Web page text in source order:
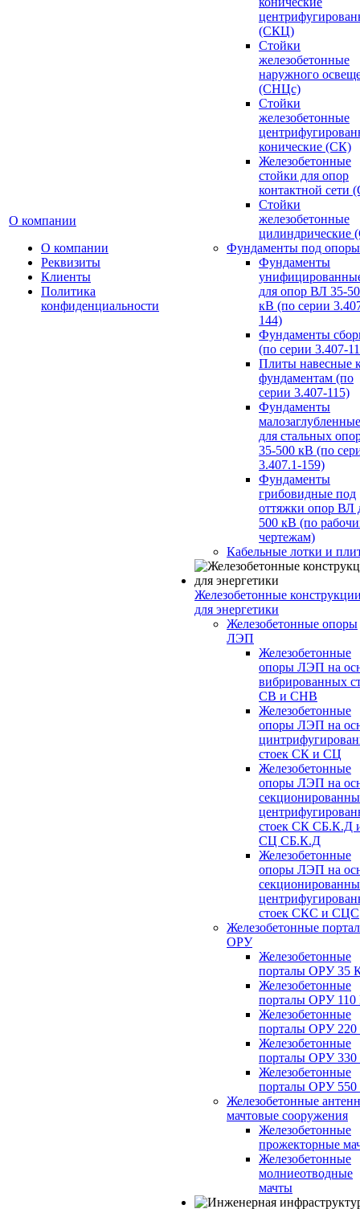
О компании
О компании
Реквизиты
Клиенты
Политика
конфиденциальности
(СКЦ)
Стойки
железобетонные
наружного
(СНЦс)
Стойки
железобетонные
конические (СК)
Железобетонные
стойки для опор
контактной сети
Стойки
железобетонные
цилиндрические
Фундаменты под опоры
Фундаменты
для опор ВЛ 35-
кВ (по серии
144)
Фундаменты
(по серии 3.407-
Плиты навесные
фундаментам (по
серии 3.407-115)
Фундаменты
малозаглубленные
для стальных
35-500 кВ (по
3.407.1-159)
Фундаменты
грибовидные под
оттяжки опор ВЛ
500 кВ (по
чертежам)
Кабельные лотки и
Железобетонные
для энергетики
Железобетонные опоры
ЛЭП
Железобетонные
опоры ЛЭП на
вибрированных
СВ и СНВ
Железобетонные
опоры ЛЭП на
стоек СК и СЦ
Железобетонные
опоры ЛЭП на
стоек СК СБ.К.Д
СЦ СБ.К.Д
Железобетонные
опоры ЛЭП на
стоек СКС и СЦС
Железобетонные
ОРУ
Железобетонные
порталы ОРУ 35
Железобетонные
порталы ОРУ
Железобетонные
порталы ОРУ
Железобетонные
порталы ОРУ
Железобетонные
порталы ОРУ
Железобетонные
мачтовые сооружения
Железобетонные
прожекторные
Железобетонные
молниеотводные
мачты